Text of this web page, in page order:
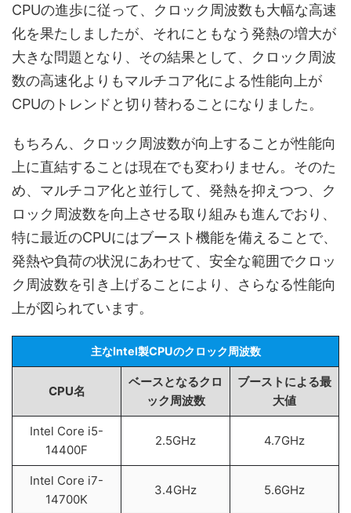
CPUの進歩に従って、クロック周波数も大幅な高速
化を果たしましたが、それにともなう発熱の増大が
大きな問題となり、その結果として、クロック周波
数の高速化よりもマルチコア化による性能向上が
CPUのトレンドと切り替わることになりました。
もちろん、クロック周波数が向上することが性能向
上に直結することは現在でも変わりません。そのた
め、マルチコア化と並行して、発熱を抑えつつ、ク
ロック周波数を向上させる取り組みも進んでおり、
特に最近のCPUにはブースト機能を備えることで、
発熱や負荷の状況にあわせて、安全な範囲でクロッ
ク周波数を引き上げることにより、さらなる性能向
上が図られています。
主なIntel製CPUのクロック周波数
CPU名
ベースとなるクロ
ック周波数
ブーストによる最
大値
Intel Core i5-
14400F
2.5GHz 4.7GHz
Intel Core i7-
14700K
3.4GHz 5.6GHz